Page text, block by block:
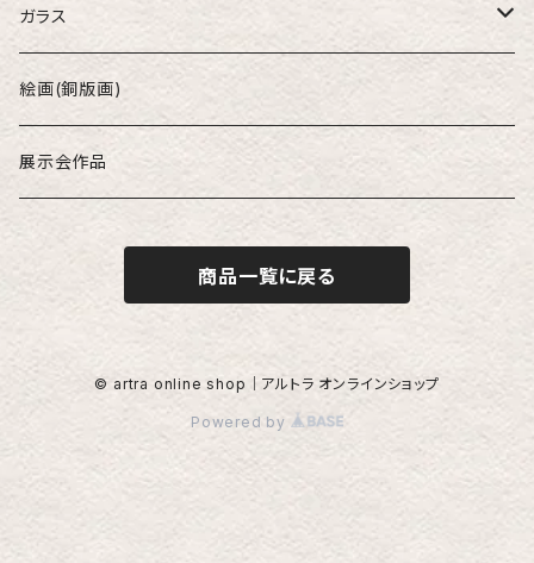
米倉しおり
津坂陽介
久保裕子
ガラス
酒器
茶碗
オブジェ（置物）
絵画(銅版画)
展示会作品
商品一覧に戻る
© artra online shop｜アルトラ オンラインショップ
Powered by